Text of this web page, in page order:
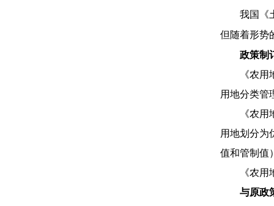
我国《
但随着形势
政策制
《农
用地分类管
《农
用地划分为
值和管制值
《农
与原政